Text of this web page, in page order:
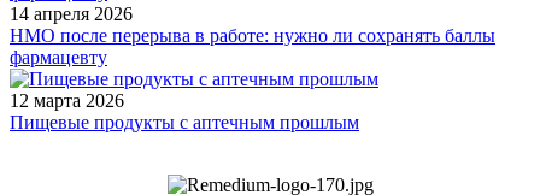
14 апреля 2026
НМО после перерыва в работе: нужно ли сохранять баллы
фармацевту
12 марта 2026
Пищевые продукты с аптечным прошлым